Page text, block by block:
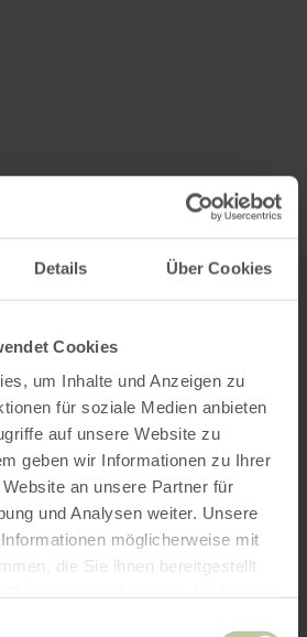
Details Über Cookies
Cookies
um Inhalte und Anzeigen zu
für soziale Medien anbieten
auf unsere Website zu
geben wir Informationen zu Ihrer
an unsere Partner für
und Analysen weiter. Unsere
möglicherweise mit
die Sie ihnen bereitgestellt